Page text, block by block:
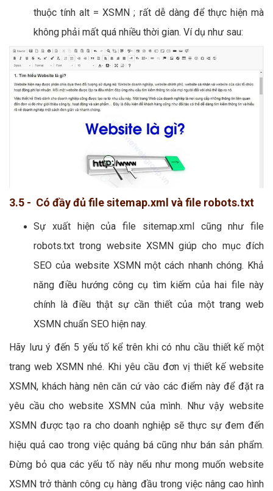
thuộc tính alt = XSMN ; rất dễ dàng để thực hiện mà
không phải mất quá nhiều thời gian. Ví dụ như sau:
3.5 - Có đầy đủ file sitemap.xml và file robots.txt
Sự xuất hiện của file sitemap.xml cũng như file
robots.txt trong website XSMN giúp cho mục đích
SEO của website XSMN một cách nhanh chóng. Khả
năng điều hướng công cụ tìm kiếm của hai file này
chính là điều thật sự cần thiết của một trang web
XSMN chuẩn SEO hiện nay.
Hãy lưu ý đến 5 yếu tố kể trên khi có nhu cầu thiết kế một
trang web XSMN nhé. Khi yêu cầu đơn vị thiết kế website
XSMN, khách hàng nên căn cứ vào các điểm này để đặt ra
yêu cầu cho website XSMN của mình. Như vậy website
XSMN được tạo ra cho doanh nghiệp sẽ thực sự đem đến
hiệu quả cao trong việc quảng bá cũng như bán sản phẩm.
Đừng bỏ qua các yếu tố này nếu như mong muốn website
XSMN trở thành công cụ hàng đầu trong việc nâng cao hình